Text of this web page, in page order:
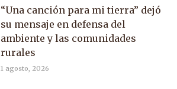
“Una canción para mi tierra” dejó
su mensaje en defensa del
ambiente y las comunidades
rurales
1 agosto, 2026